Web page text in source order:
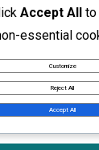
Accept All to
essential
Customize
Reject All
Accept All